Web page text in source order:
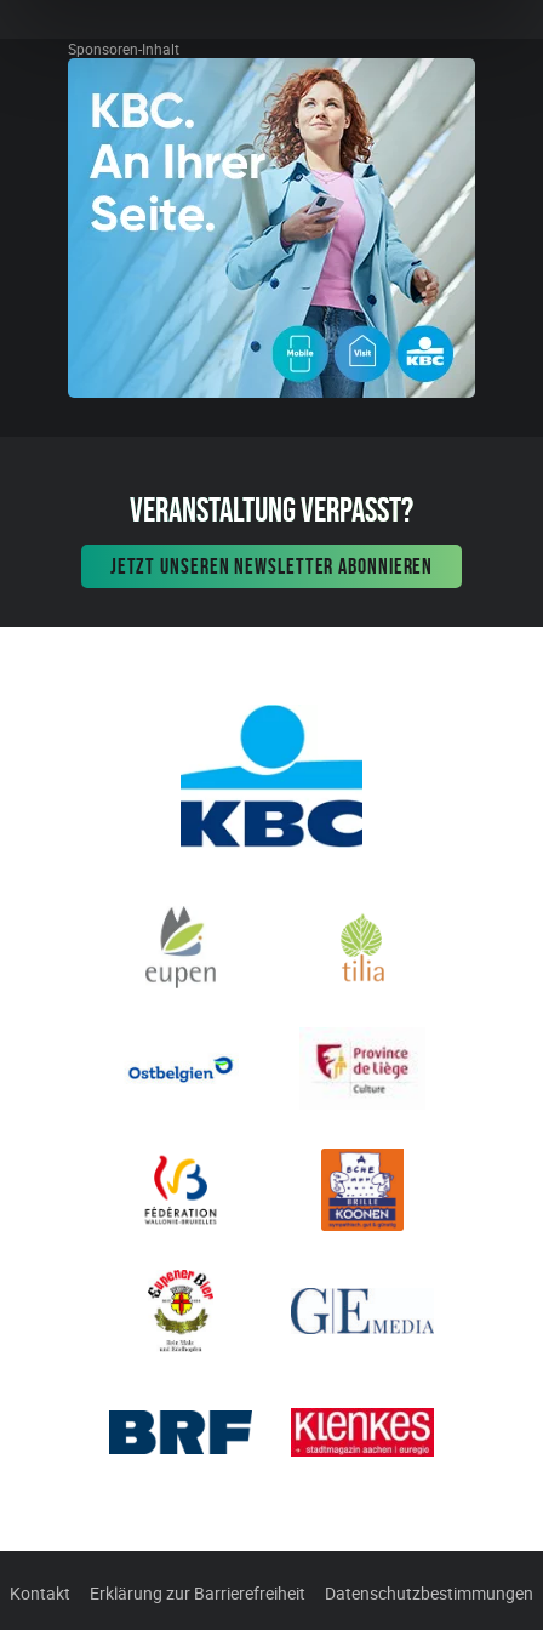
Sponsoren-Inhalt
VERANSTALTUNG VERPASST?
JETZT UNSEREN NEWSLETTER ABONNIEREN
Kontakt Erklärung zur Barrierefreiheit
Datenschutzbestimmungen